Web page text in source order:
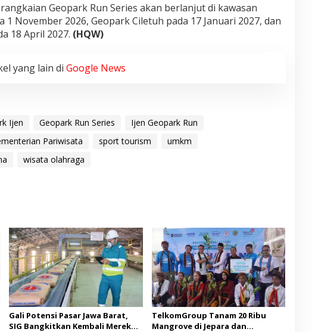
Geopark Run Series akan berlanjut di kawasan
1 November 2026, Geopark Ciletuh pada 17 Januari 2027, dan
18 April 2027. (HQW)
yang lain di Google News
Ijen Geopark Run Series
Ijen Geopark Run
Pariwisata sport tourism
umkm
wisata olahraga
Gali Potensi Pasar Jawa Barat,
SIG Bangkitkan Kembali Merek
TelkomGroup Tanam 20 Ribu
Mangrove di Jepara dan